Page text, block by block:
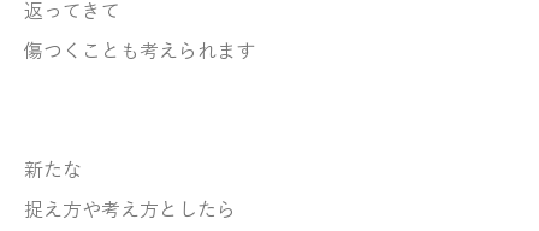
返ってきて
傷つくことも考えられます
新たな
捉え方や考え方としたら